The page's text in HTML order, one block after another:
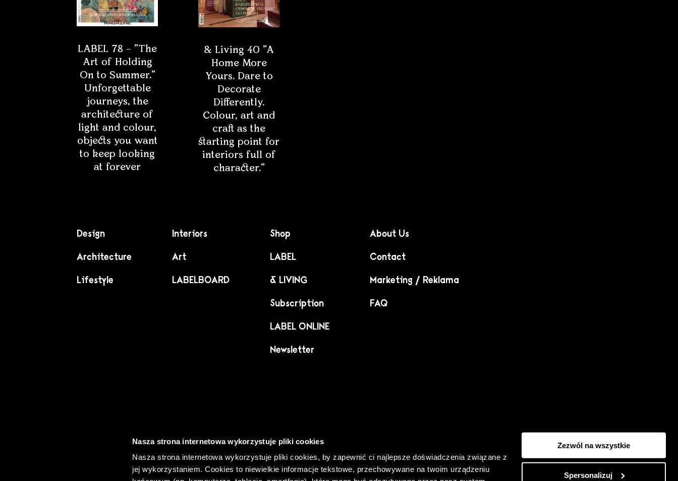
Nasza strona internetowa wykorzystuje pliki cookies
Nasza strona internetowa wykorzystuje pliki cookies, by zapewnić ci najlepsze doświadczenia związane z
jej wykorzystaniem. Cookies to niewielkie informacje tekstowe, przechowywane na twoim urządzeniu
Zezwól na wszystkie
Spersonalizuj
LABEL 78 – "The
Art of Holding
On to Summer."
Unforgettable
journeys, the
architecture of
light and colour,
objects you want
to keep looking
at forever
& Living 40 "A
Home More
Yours. Dare to
Decorate
Differently.
Colour, art and
craft as the
starting point for
interiors full of
character."
Design Interiors
Architecture Art
Lifestyle LABELBOARD
Shop
LABEL
& LIVING
Subscription
LABEL ONLINE
Newsletter
About Us
Contact
Marketing / Reklama
FAQ
Regulations Privacy Policy